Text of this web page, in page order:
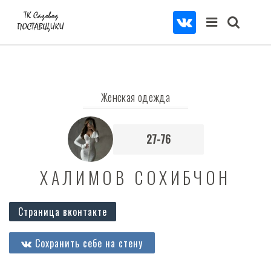
Женская одежда
27-76
ХАЛИМОВ СОХИБЧОН
Страница вконтакте
Сохранить себе на стену